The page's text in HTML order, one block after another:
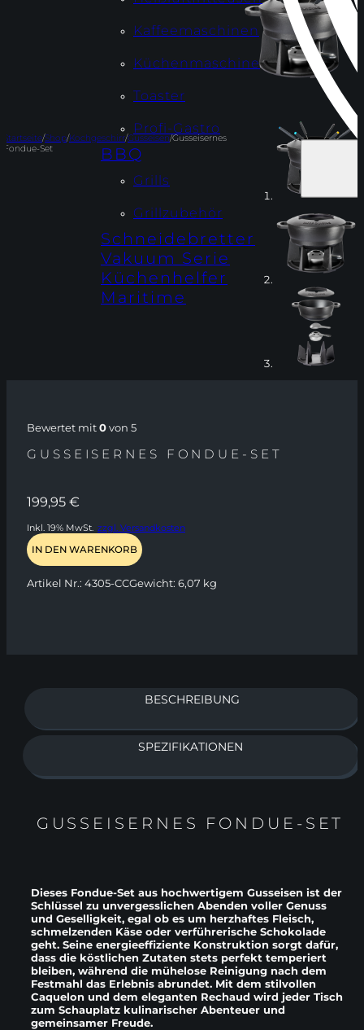
Kaffeemaschinen
Küchenmaschine
Toaster
Profi-Gastro
BBQ
Grills
Grillzubehör
Schneidebretter
Vakuum Serie
Küchenhelfer
Maritime
Startseite/Shop/Kochgeschirr/Gusseisen/Gusseisernes
Fondue-Set
Bewertet mit0von 5
GUSSEISERNES FONDUE-SET
199,95 €
Inkl. 19% MwSt. zzgl. Versandkosten
IN DEN WARENKORB
Artikel Nr.: 4305-CCGewicht: 6,07 kg
BESCHREIBUNG
SPEZIFIKATIONEN
GUSSEISERNES FONDUE-SET
Dieses Fondue-Set aus hochwertigem Gusseisen ist der
Schlüssel zu unvergesslichen Abenden voller Genuss
und Geselligkeit, egal ob es um herzhaftes Fleisch,
schmelzenden Käse oder verführerische Schokolade
geht. Seine energieeffiziente Konstruktion sorgt dafür,
dass die köstlichen Zutaten stets perfekt temperiert
bleiben, während die mühelose Reinigung nach dem
Festmahl das Erlebnis abrundet. Mit dem stilvollen
Caquelon und dem eleganten Rechaud wird jeder Tisch
zum Schauplatz kulinarischer Abenteuer und
gemeinsamer Freude.